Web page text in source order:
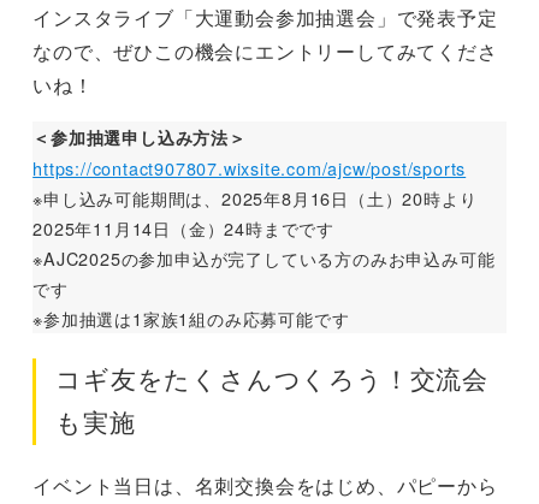
インスタライブ「大運動会参加抽選会」で発表予定
なので、ぜひこの機会にエントリーしてみてくださ
いね！
＜参加抽選申し込み方法＞
https://contact907807.wixsite.com/ajcw/post/sports
※申し込み可能期間は、2025年8月16日（土）20時より
2025年11月14日（金）24時までです
※AJC2025の参加申込が完了している方のみお申込み可能
です
※参加抽選は1家族1組のみ応募可能です
コギ友をたくさんつくろう！交流会
も実施
イベント当日は、名刺交換会をはじめ、パピーから